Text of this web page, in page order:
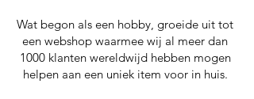
Wat begon als een hobby, groeide uit tot
een webshop waarmee wij al meer dan
1000 klanten wereldwijd hebben mogen
helpen aan een uniek item voor in huis.